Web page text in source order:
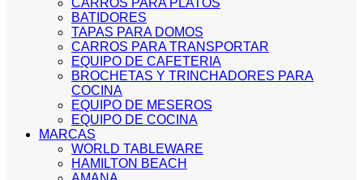
CARROS PARA PLATOS
BATIDORES
TAPAS PARA DOMOS
CARROS PARA TRANSPORTAR
EQUIPO DE CAFETERIA
BROCHETAS Y TRINCHADORES PARA
COCINA
EQUIPO DE MESEROS
EQUIPO DE COCINA
MARCAS
WORLD TABLEWARE
HAMILTON BEACH